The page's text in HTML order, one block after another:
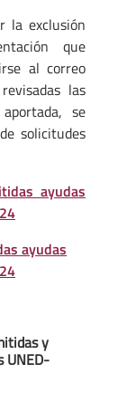
la exclusión
que
al correo
las
se
solicitudes
ayudas
ayudas
y
UNED-